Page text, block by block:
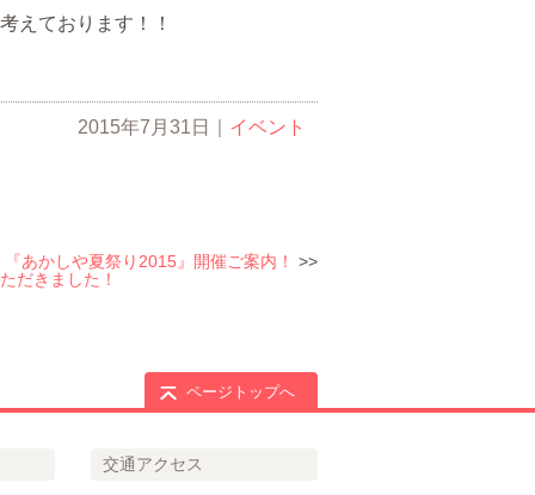
えております！！
2015年7月31日 イベント
『あかしや夏祭り2015』開催ご案内！
>>
だきました！
ページトップへ
交通アクセス